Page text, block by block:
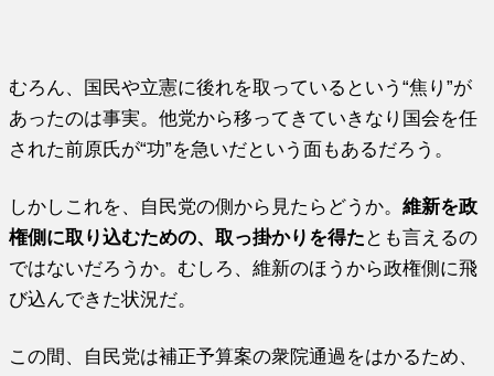
むろん、国民や立憲に後れを取っているという“焦り”が
あったのは事実。他党から移ってきていきなり国会を任
された前原氏が“功”を急いだという面もあるだろう。
しかしこれを、自民党の側から見たらどうか。維新を政
権側に取り込むための、取っ掛かりを得た とも言えるの
ではないだろうか。むしろ、維新のほうから政権側に飛
び込んできた状況だ。
この間、自民党は補正予算案の衆院通過をはかるため、